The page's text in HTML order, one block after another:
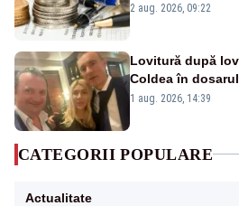
viitoare?
2 aug. 2026, 09:22
Lovitură după
Coldea în
Păcuraru explică
1 aug. 2026, 14:39
CATEGORII POPULARE
Actualitate